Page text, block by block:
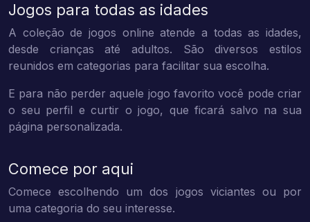
Jogos para todas as idades
A coleção de jogos online atende a todas as idades,
desde crianças até adultos. São diversos estilos
reunidos em categorias para facilitar sua escolha.
E para não perder aquele jogo favorito você pode criar
o seu perfil e curtir o jogo, que ficará salvo na sua
página personalizada.
Comece por aqui
Comece escolhendo um dos jogos viciantes ou por
uma categoria do seu interesse.